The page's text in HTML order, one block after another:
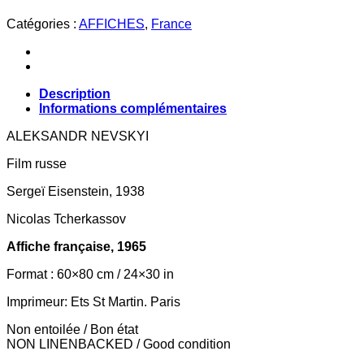
Catégories : AFFICHES, France
Description
Informations complémentaires
ALEKSANDR NEVSKYI
Film russe
Sergeï Eisenstein, 1938
Nicolas Tcherkassov
Affiche française, 1965
Format : 60×80 cm / 24×30 in
Imprimeur: Ets St Martin. Paris
Non entoilée / Bon état
NON LINENBACKED / Good condition